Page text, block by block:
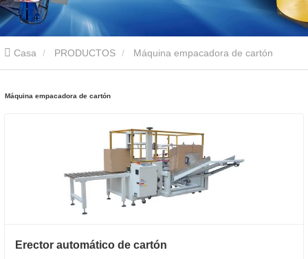
Casa PRODUCTOS Máquina empacadora de cartón
Máquina empacadora de cartón
Erector automático de cartón